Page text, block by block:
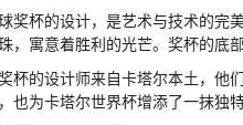
奖杯的设计，是艺术与技术的完
，寓意着胜利的光芒。奖杯的底
杯的设计师来自卡塔尔本土，他
也为卡塔尔世界杯增添了一抹独特